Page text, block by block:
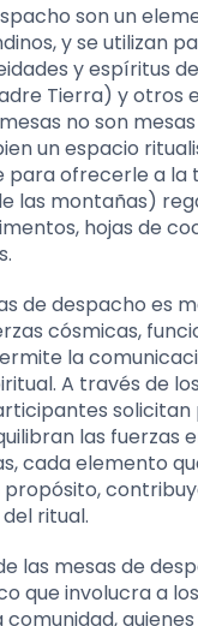
son un
y se utilizan
y espíritus
Tierra) y otros
no son
un espacio
para ofrecerle a la
las montañas)
hojas de
de despacho es
cósmicas,
la
A través de
las fuerzas
cada elemento
propósito,
ritual.
las mesas de
que involucra a